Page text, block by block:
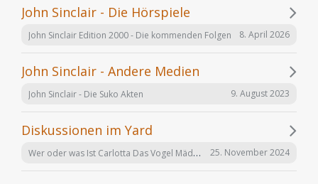
John Sinclair - Die Hörspiele
John Sinclair Edition 2000 - Die kommenden Folgen 8. April 2026
John Sinclair - Andere Medien
John Sinclair - Die Suko Akten 9. August 2023
Diskussionen im Yard
Wer oder was Ist Carlotta Das Vogel Mädchen 25. November 2024